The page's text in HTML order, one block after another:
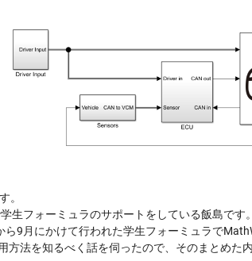
。
生フォーミュラのサポートをしている飯島です。
ら9月にかけて行われた学生フォーミュラで
方法を知るべく話を伺ったので、そのまとめた